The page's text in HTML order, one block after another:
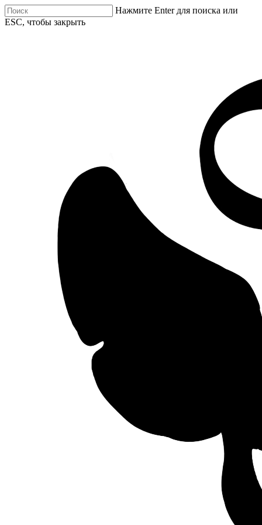
Нажмите Enter для поиска или
ESC, чтобы закрыть